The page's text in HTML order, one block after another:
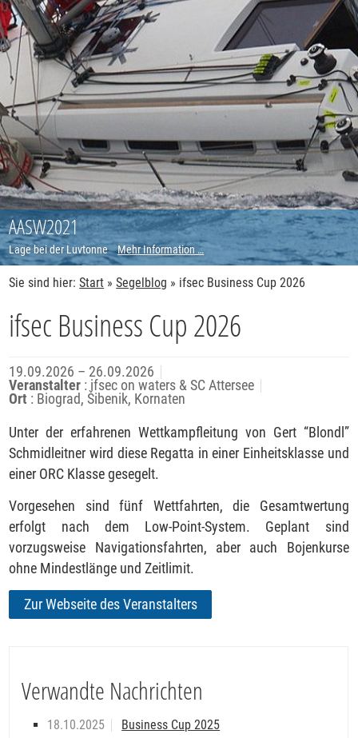
AASW2021
Lage bei der LuvtonneMehr Information …
Sie sind hier:Start »Segelblog » ifsec Business Cup 2026
ifsec Business Cup 2026
19.09.2026 – 26.09.2026
Veranstalter : ifsec on waters & SC Attersee
Ort : Biograd, Šibenik, Kornaten
Unter der erfahrenen Wettkampfleitung von Gert “Blondl”
Schmidleitner wird diese Regatta in einer Einheitsklasse und
einer ORC Klasse gesegelt.
Vorgesehen sind fünf Wettfahrten, die Gesamtwertung
erfolgt nach dem Low-Point-System. Geplant sind
vorzugsweise Navigationsfahrten, aber auch Bojenkurse
ohne Mindestlänge und Zeitlimit.
Zur Webseite des Veranstalters
Verwandte Nachrichten
18.10.2025
Business Cup 2025